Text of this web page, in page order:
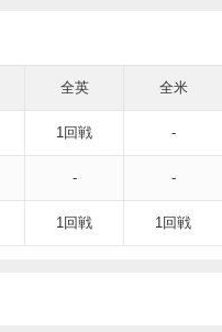
全英 全米
1回戦 -
- -
1回戦 1回戦